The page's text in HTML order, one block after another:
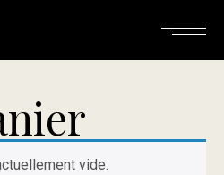
vide.